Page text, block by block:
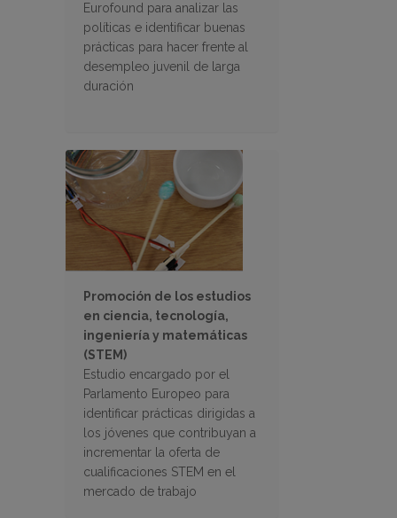
Eurofound para analizar las
políticas e identificar buenas
prácticas para hacer frente al
desempleo juvenil de larga
duración
Promoción de los estudios
en ciencia, tecnología,
ingeniería y matemáticas
(STEM)
Estudio encargado por el
Parlamento Europeo para
identificar prácticas dirigidas a
los jóvenes que contribuyan a
incrementar la oferta de
cualificaciones STEM en el
mercado de trabajo